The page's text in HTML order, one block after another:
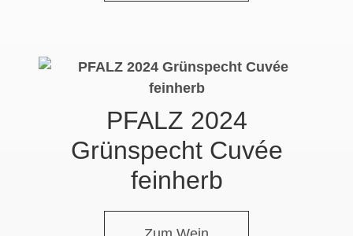
PFALZ 2024
Grünspecht Cuvée
feinherb